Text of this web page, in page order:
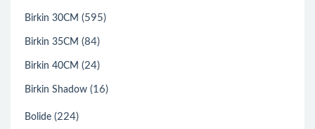
Birkin 30CM (595)
Birkin 35CM (84)
Birkin 40CM (24)
Birkin Shadow (16)
Bolide (224)